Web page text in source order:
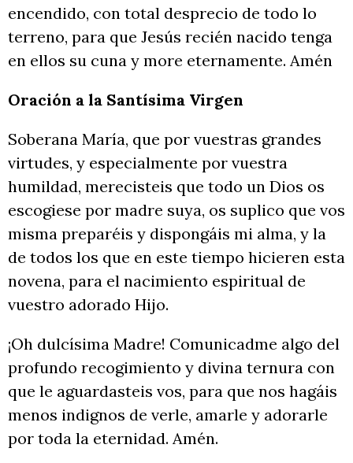
encendido, con total desprecio de todo lo
terreno, para que Jesús recién nacido tenga
en ellos su cuna y more eternamente. Amén
Oración a la Santísima Virgen
Soberana María, que por vuestras grandes
virtudes, y especialmente por vuestra
humildad, merecisteis que todo un Dios os
escogiese por madre suya, os suplico que vos
misma preparéis y dispongáis mi alma, y la
de todos los que en este tiempo hicieren esta
novena, para el nacimiento espiritual de
vuestro adorado Hijo.
¡Oh dulcísima Madre! Comunicadme algo del
profundo recogimiento y divina ternura con
que le aguardasteis vos, para que nos hagáis
menos indignos de verle, amarle y adorarle
por toda la eternidad. Amén.